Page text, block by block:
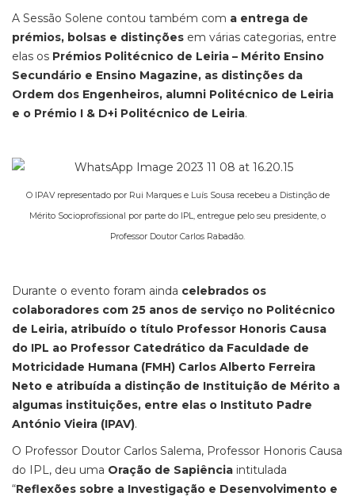
A Sessão Solene contou também com a entrega de
prémios, bolsas e distinções em várias categorias, entre
elas os Prémios Politécnico de Leiria – Mérito Ensino
Secundário e Ensino Magazine, as distinções da
Ordem dos Engenheiros, alumni Politécnico de Leiria
e o Prémio I & D+i Politécnico de Leiria.
O IPAV representado por Rui Marques e Luís Sousa recebeu a Distinção de
Mérito Socioprofissional por parte do IPL, entregue pelo seu presidente, o
Professor Doutor Carlos Rabadão.
Durante o evento foram ainda celebrados os
colaboradores com 25 anos de serviço no Politécnico
de Leiria, atribuído o título Professor Honoris Causa
do IPL ao Professor Catedrático da Faculdade de
Motricidade Humana (FMH) Carlos Alberto Ferreira
Neto e atribuída a distinção de Instituição de Mérito a
algumas instituições, entre elas o Instituto Padre
António Vieira (IPAV).
O Professor Doutor Carlos Salema, Professor Honoris Causa
do IPL, deu uma Oração de Sapiência intitulada
“Reflexões sobre a Investigação e Desenvolvimento e